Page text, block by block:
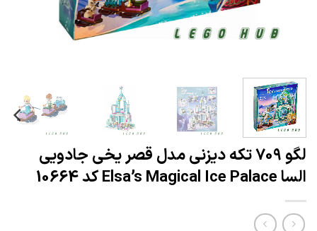
لگو 709 تکه دیزنی مدل قصر یخی جادویی
السا Elsa’s Magical Ice Palace کد 10664